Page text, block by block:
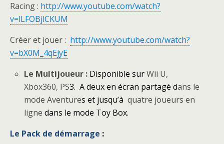
Racing : http://www.youtube.com/watch?
v=lLFOBjlCKUM
Créer et jouer : http://www.youtube.com/watch?
v=bX0M_4qEjyE
Le Multijoueur : Disponible surWii U,
Xbox360, PS3. A deux en écran partagé dans le
mode Aventures et jusqu’à quatre joueurs en
ligne dans le mode Toy Box.
Le Pack de démarrage :